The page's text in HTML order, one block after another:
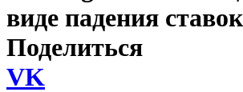
виде падения ставок
Поделиться
VK